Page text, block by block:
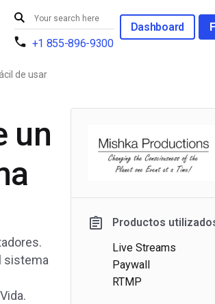
+1 855-896-9300
Dashboard
de usar
un
sistema
Productos
Live Streams
Paywall
RTMP